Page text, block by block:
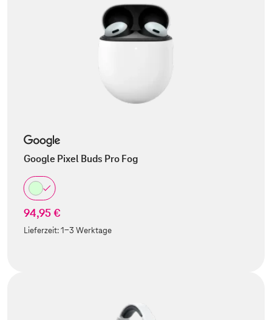
Google Pixel Buds Pro Fog
94,95 €
Lieferzeit:1-3 Werktage